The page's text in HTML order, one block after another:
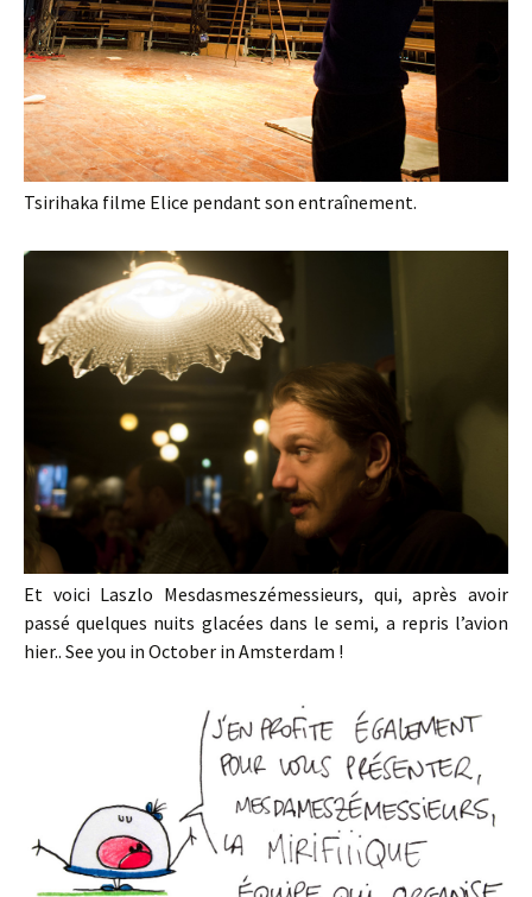
Tsirihaka filme Elice pendant son entraînement.
Et voici Laszlo Mesdasmeszémessieurs, qui, après avoir
passé quelques nuits glacées dans le semi, a repris l’avion
hier.. See you in October in Amsterdam !